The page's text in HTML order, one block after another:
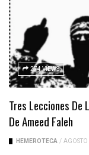
274 VIEWS
Tres Lecciones De
De Ameed Faleh
HEMEROTECA /